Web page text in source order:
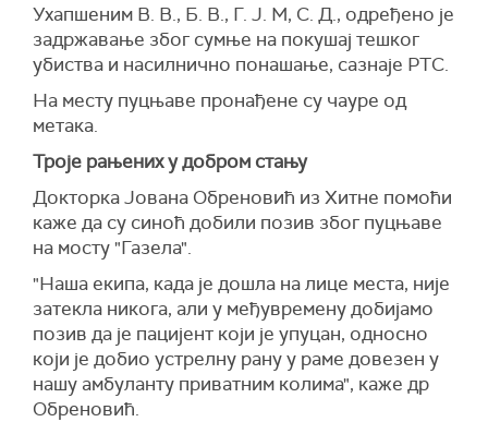
Ухапшеним В. В., Б. В., Г. Ј. М, С. Д., одређено је
задржавање због сумње на покушај тешког
убиства и насилнично понашање, сазнаје РТС.
На месту пуцњаве пронађене су чауре од
метака.
Троје рањених у добром стању
Докторка Јована Обреновић из Хитне помоћи
каже да су синоћ добили позив због пуцњаве
на мосту "Газела".
"Наша екипа, када је дошла на лице места, није
затекла никога, али у међувремену добијамо
позив да је пацијент који је упуцан, односно
који је добио устрелну рану у раме довезен у
нашу амбуланту приватним колима", каже др
Обреновић.